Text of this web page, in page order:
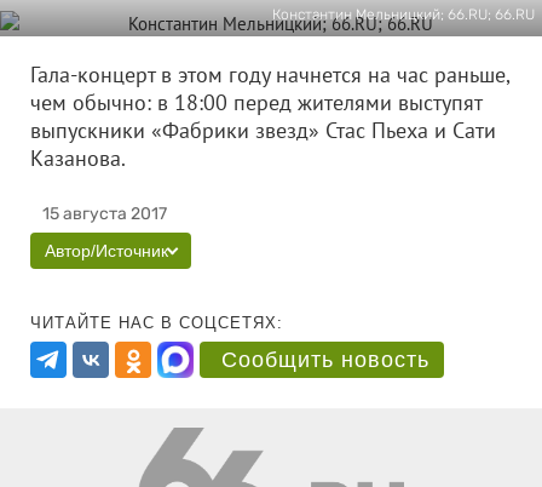
Константин Мельницкий; 66.RU; 66.RU
Гала-концерт в этом году начнется на час раньше,
чем обычно: в 18:00 перед жителями выступят
выпускники «Фабрики звезд» Стас Пьеха и Сати
Казанова.
15 августа 2017
Автор/Источник
ЧИТАЙТЕ НАС В СОЦСЕТЯХ:
Сообщить новость